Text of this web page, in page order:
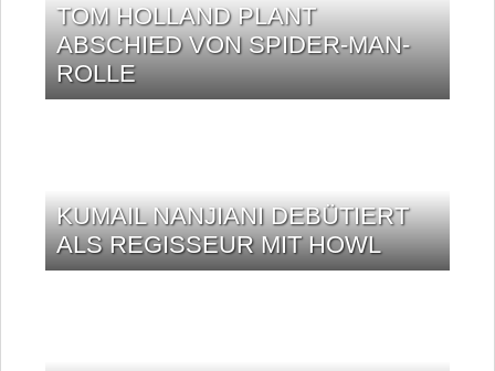
TOM HOLLAND PLANT
ABSCHIED VON SPIDER-MAN-
ROLLE
KUMAIL NANJIANI DEBÜTIERT
ALS REGISSEUR MIT HOWL